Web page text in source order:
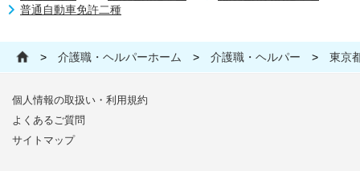
普通自動車免許二種
> 介護職・ヘルパーホーム > 介護職・ヘルパー > 東京
個人情報の取扱い・利用規約
よくあるご質問
サイトマップ